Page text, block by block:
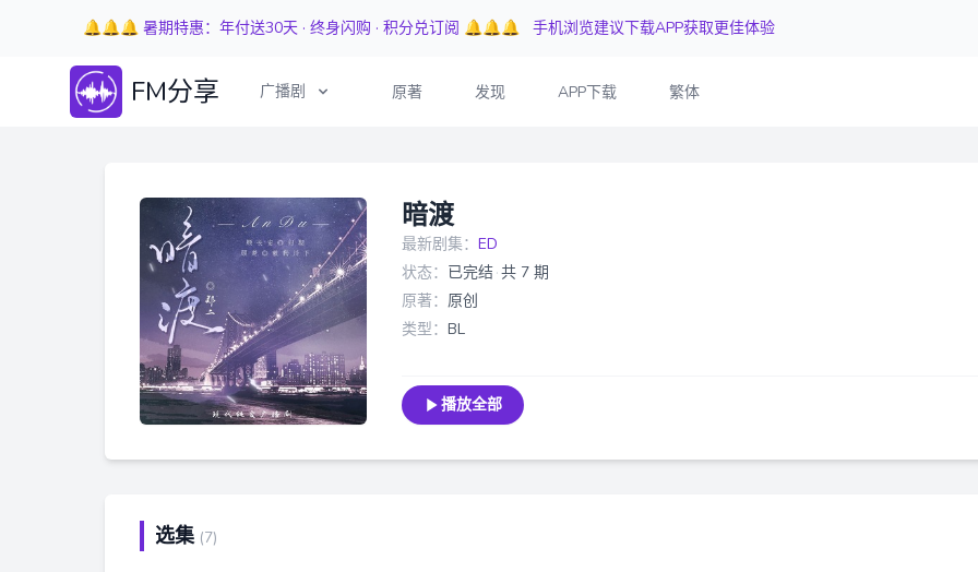
🔔🔔🔔 暑期特惠：年付送30天 · 终身闪购 · 积分兑订阅 🔔🔔🔔 手机浏览建议下载APP获取更佳体验
FM分享 广播剧 原著 发现 APP下载 繁体
暗渡
最新剧集： ED
状态： 已完结·共 7 期
原著： 原创
类型： BL
播放全部
选集 (7)